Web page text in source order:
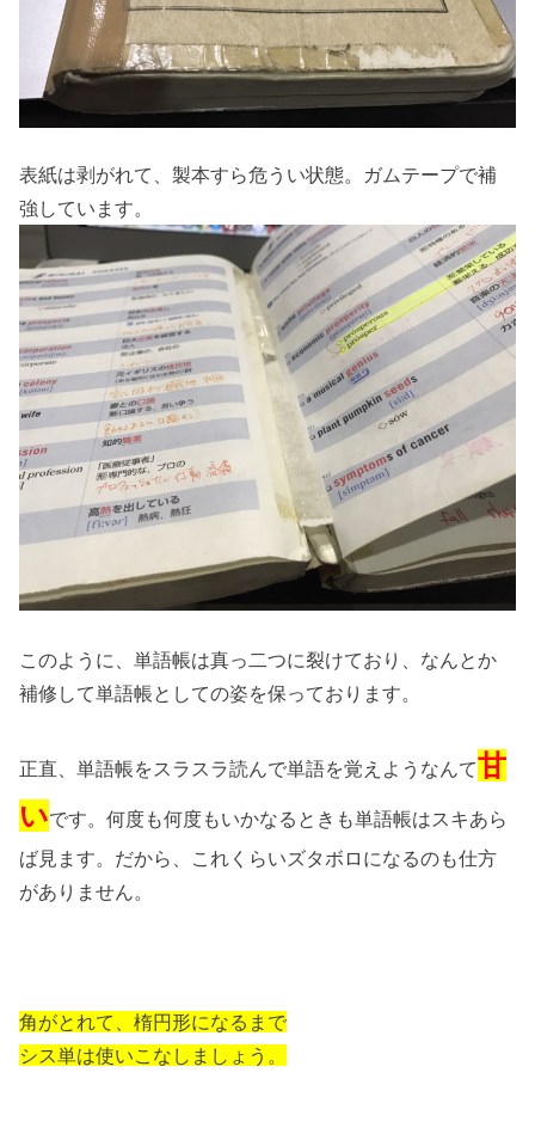
表紙は剥がれて、製本すら危うい状態。ガムテープで補
強しています。
このように、単語帳は真っ二つに裂けており、なんとか
補修して単語帳としての姿を保っております。
正直、単語帳をスラスラ読んで単語を覚えようなんて甘
いです。何度も何度もいかなるときも単語帳はスキあら
ば見ます。だから、これくらいズタボロになるのも仕方
がありません。
角がとれて、楕円形になるまで
シス単は使いこなしましょう。